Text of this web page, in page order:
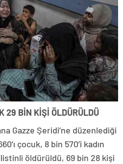
29 BİN KİŞİ ÖLDÜRÜLDÜ
Gazze Şeridi’ne düzenlediği
çocuk, 8 bin 570’i kadın
öldürüldü, 69 bin 28 kişi